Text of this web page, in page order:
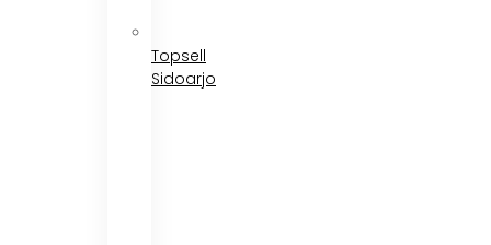
Topsell
Sidoarjo